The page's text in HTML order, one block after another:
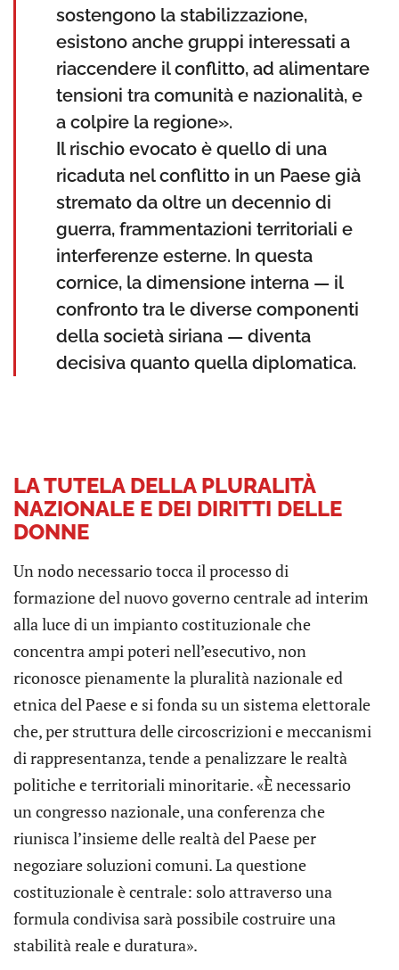
sostengono la stabilizzazione,
esistono anche gruppi interessati a
riaccendere il conflitto, ad alimentare
tensioni tra comunità e nazionalità, e
a colpire la regione».
Il rischio evocato è quello di una
ricaduta nel conflitto in un Paese già
stremato da oltre un decennio di
guerra, frammentazioni territoriali e
interferenze esterne. In questa
cornice, la dimensione interna — il
confronto tra le diverse componenti
della società siriana — diventa
decisiva quanto quella diplomatica.
LA TUTELA DELLA PLURALITÀ
NAZIONALE E DEI DIRITTI DELLE
DONNE
Un nodo necessario tocca il processo di
formazione del nuovo governo centrale ad interim
alla luce di un impianto costituzionale che
concentra ampi poteri nell’esecutivo, non
riconosce pienamente la pluralità nazionale ed
etnica del Paese e si fonda su un sistema elettorale
che, per struttura delle circoscrizioni e meccanismi
di rappresentanza, tende a penalizzare le realtà
politiche e territoriali minoritarie. «È necessario
un congresso nazionale, una conferenza che
riunisca l’insieme delle realtà del Paese per
negoziare soluzioni comuni. La questione
costituzionale è centrale: solo attraverso una
formula condivisa sarà possibile costruire una
stabilità reale e duratura».